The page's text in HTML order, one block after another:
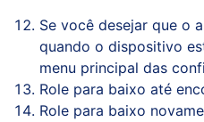
Se você desejar que o
quando o dispositivo
menu principal das
Role para baixo até
Role para baixo